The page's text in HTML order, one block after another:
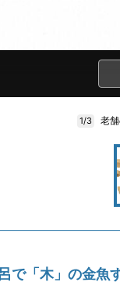
1/3 老
で「木」の金魚